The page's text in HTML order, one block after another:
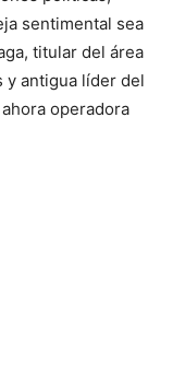
sentimental sea
titular del área
y antigua líder del
operadora